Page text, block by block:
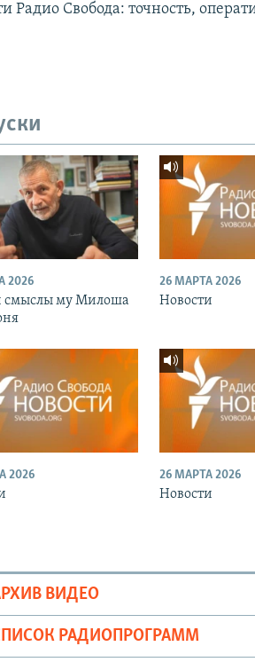
Радио Свобода: точность,
2026
смыслы му Милоша
26 МАРТА 2026
Новости
2026 26 МАРТА 2026
Новости
ВИДЕО
РАДИОПРОГРАММ